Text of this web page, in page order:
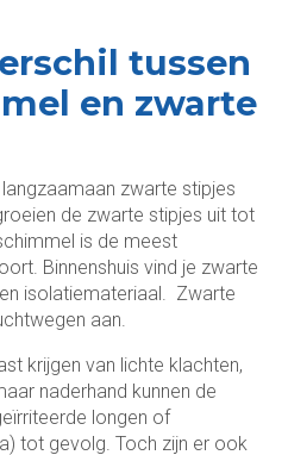
tussen
en zwarte
langzaamaan zwarte stipjes
de zwarte stipjes uit tot
is de meest
Binnenshuis vind je zwarte
isolatiemateriaal. Zwarte
aan.
krijgen van lichte klachten,
naderhand kunnen de
longen of
tot gevolg. Toch zijn er ook